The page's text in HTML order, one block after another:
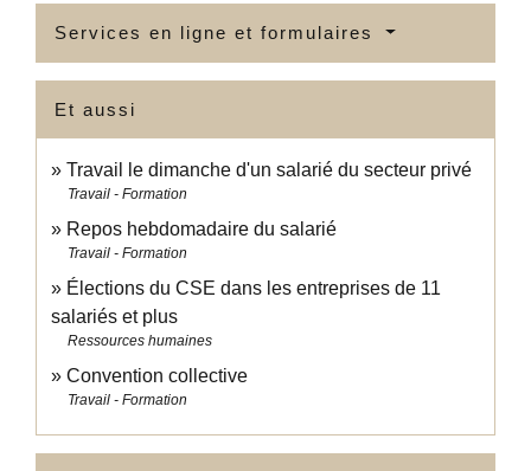
Services en ligne et formulaires
Et aussi
Travail le dimanche d'un salarié du secteur privé
Travail - Formation
Repos hebdomadaire du salarié
Travail - Formation
Élections du CSE dans les entreprises de 11
salariés et plus
Ressources humaines
Convention collective
Travail - Formation